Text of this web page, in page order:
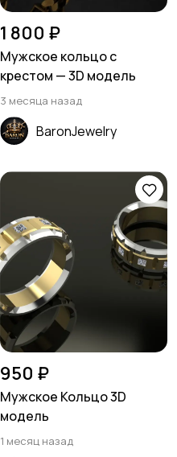
1 800 ₽
Мужское кольцо с
крестом — 3D модель
3 месяца назад
BaronJewelry
950 ₽
Мужское Кольцо 3D
модель
1 месяц назад